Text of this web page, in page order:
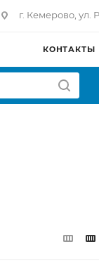
г. Кемерово, ул.
КОНТАКТЫ